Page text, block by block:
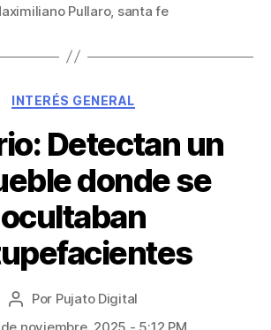
Pullaro, santa fe
INTERÉS GENERAL
Detectan un
donde se
ocultaban
Por Pujato Digital